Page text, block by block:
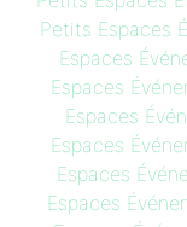
Petits Espaces
Espaces
Espaces
Espaces
Espaces
Espaces
Espaces